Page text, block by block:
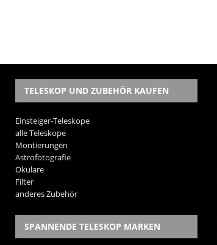
TELESKOP UND ZUBEHÖR KAUFEN
Einsteiger-Teleskope
alle Teleskope
Montierungen
Astrofotografie
Okulare
Filter
anderes Zubehör
SPANNENDE TELESKOP MARKEN